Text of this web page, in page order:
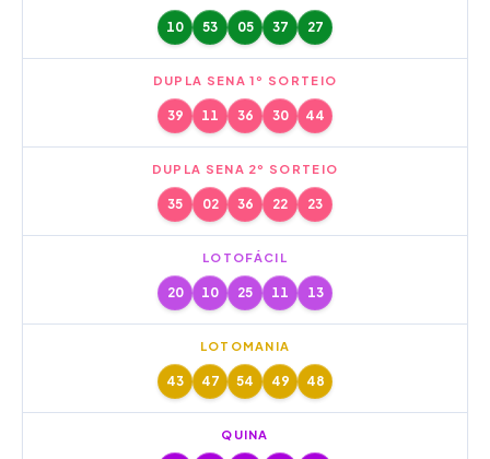
10 53 05 37 27
DUPLA SENA 1º SORTEIO
39 11 36 30 44
DUPLA SENA 2º SORTEIO
35 02 36 22 23
LOTOFÁCIL
20 10 25 11 13
LOTOMANIA
43 47 54 49 48
QUINA